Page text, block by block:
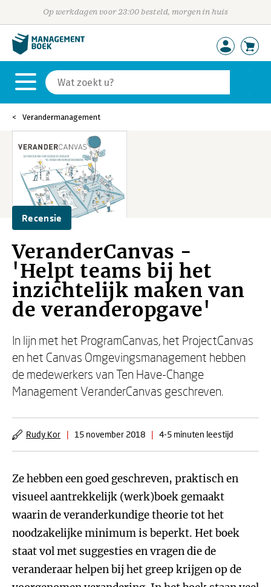
Op werkdagen voor 23:00 besteld, morgen in huis
Verandermanagement
Recensie
VeranderCanvas -
'Helpt teams bij het
inzichtelijk maken van
de veranderopgave'
In lijn met het ProgramCanvas, het ProjectCanvas
en het Canvas Omgevingsmanagement hebben
de medewerkers van Ten Have-Change
Management VeranderCanvas geschreven.
Rudy Kor | 15 november 2018 | 4-5 minuten leestijd
Ze hebben een goed geschreven, praktisch en
visueel aantrekkelijk (werk)boek gemaakt
waarin de veranderkundige theorie tot het
noodzakelijke minimum is beperkt. Het boek
staat vol met suggesties en vragen die de
veranderaar helpen bij het greep krijgen op de